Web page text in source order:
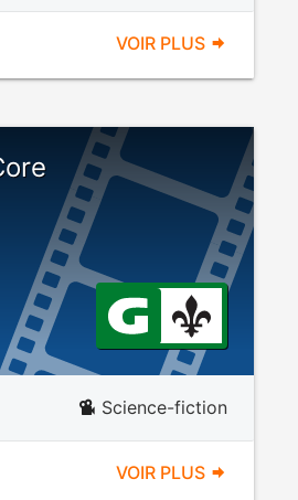
VOIR PLUS
Science-fiction
VOIR PLUS